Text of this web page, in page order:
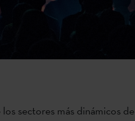
sectores más dinámicos de